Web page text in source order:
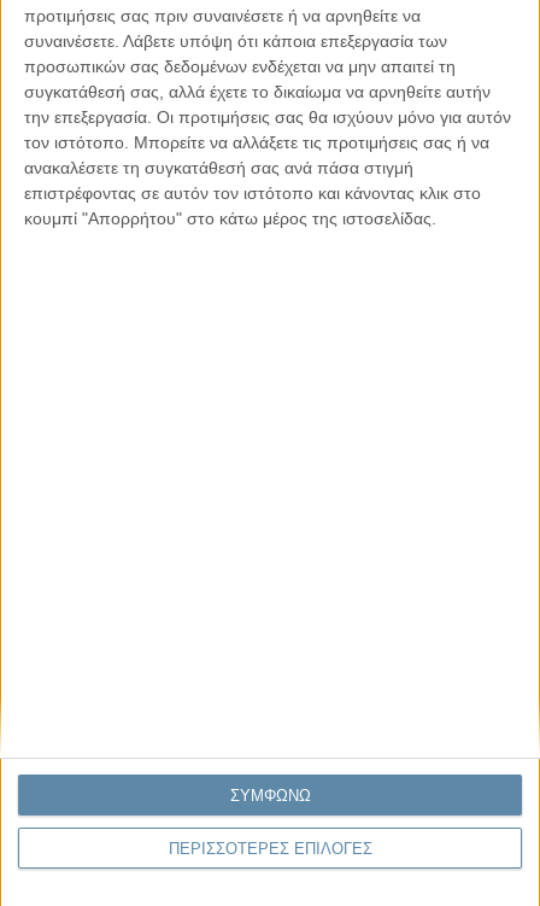
προτιμήσεις σας πριν συναινέσετε ή να αρνηθείτε να
συναινέσετε. Λάβετε υπόψη ότι κάποια επεξεργασία των
προσωπικών σας δεδομένων ενδέχεται να μην απαιτεί τη
συγκατάθεσή σας, αλλά έχετε το δικαίωμα να αρνηθείτε αυτήν
την επεξεργασία. Οι προτιμήσεις σας θα ισχύουν μόνο για αυτόν
τον ιστότοπο. Μπορείτε να αλλάξετε τις προτιμήσεις σας ή να
ανακαλέσετε τη συγκατάθεσή σας ανά πάσα στιγμή
επιστρέφοντας σε αυτόν τον ιστότοπο και κάνοντας κλικ στο
κουμπί "Απορρήτου" στο κάτω μέρος της ιστοσελίδας.
ΠΕΡΙΣΣΟΤΕΡΕΣ ΕΠΙΛΟΓΕΣ
ΣΥΜΦΩΝΩ
μιας Κοινωνίας που βράζει
Γιάννης Πανούσης
Μικροδιάβολοι ή άγουροι
εγκληματίες; – Άρθρο – παρέμβαση
στο Propago του Γιάννη Πανούση
Να αφήνεις τους ανθρώπους να είναι (letting